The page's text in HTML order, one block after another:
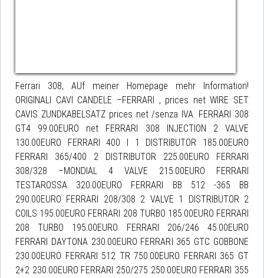
Ferrari 308, AUf meiner Homepage mehr Information!
ORIGINALI CAVI CANDELE –FERRARI , prices net WIRE SET
CAVIS ZUNDKABELSATZ prices net /senza IVA. FERRARI 308
GT4 99.00EURO net FERRARI 308 INJECTION 2 VALVE
130.00EURO FERRARI 400 I 1 DISTRIBUTOR 185.00EURO
FERRARI 365/400 2 DISTRIBUTOR 225.00EURO FERRARI
308/328 –MONDIAL 4 VALVE 215.00EURO FERRARI
TESTAROSSA 320.00EURO FERRARI BB 512 -365 BB
290.00EURO FERRARI 208/308 2 VALVE 1 DISTRIBUTOR 2
COILS 195.00EURO FERRARI 208 TURBO 185.00EURO FERRARI
208 TURBO 195.00EURO FERRARI 206/246 45.00EURO
FERRARI DAYTONA 230.00EURO FERRARI 365 GTC GOBBONE
230.00EURO FERRARI 512 TR 750.00EURO FERRARI 365 GT
2+2 230.00EURO FERRARI 250/275 250.00EURO FERRARI 355